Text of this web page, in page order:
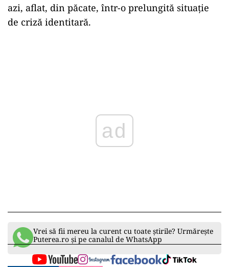
azi, aflat, din păcate, într-o prelungită situaţie
de criză identitară.
ad
Vrei să fii mereu la curent cu toate știrile? Urmărește
Puterea.ro și pe canalul de WhatsApp